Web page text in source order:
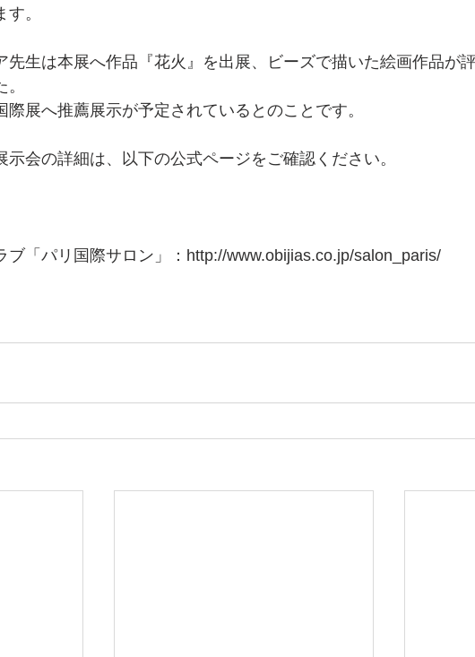
。
先生は本展へ作品『花火』を出展、ビーズで描いた絵画作品が
際展へ推薦展示が予定されているとのことです。
示会の詳細は、以下の公式ページをご確認ください。
ブ「パリ国際サロン」：http://www.obijias.co.jp/salon_paris/